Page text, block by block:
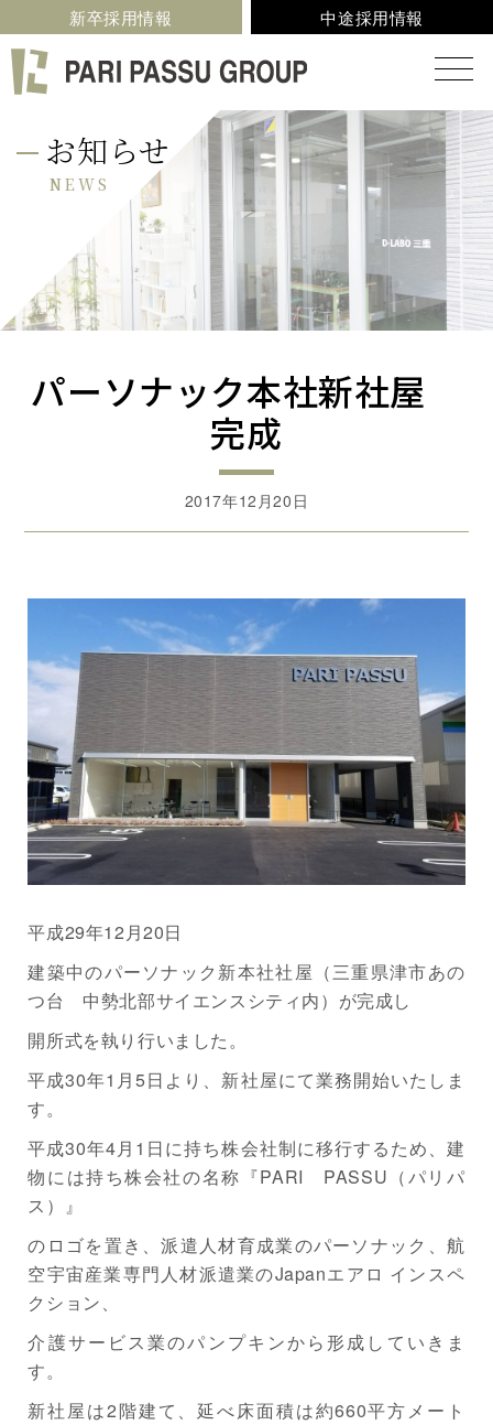
新卒採用情報 中途採用情報
お知らせ
NEWS
パーソナック本社新社屋
完成
2017年12月20日
平成29年12月20日
建築中のパーソナック新本社社屋（三重県津市あの
つ台 中勢北部サイエンスシティ内）が完成し
開所式を執り行いました。
平成30年1月5日より、新社屋にて業務開始いたしま
す。
平成30年4月1日に持ち株会社制に移行するため、建
物には持ち株会社の名称『PARI PASSU（パリパ
ス）』
のロゴを置き、派遣人材育成業のパーソナック、航
空宇宙産業専門人材派遣業のJapanエアロ インスペ
クション、
介護サービス業のパンプキンから形成していきま
す。
新社屋は2階建て、延べ床面積は約660平方メート